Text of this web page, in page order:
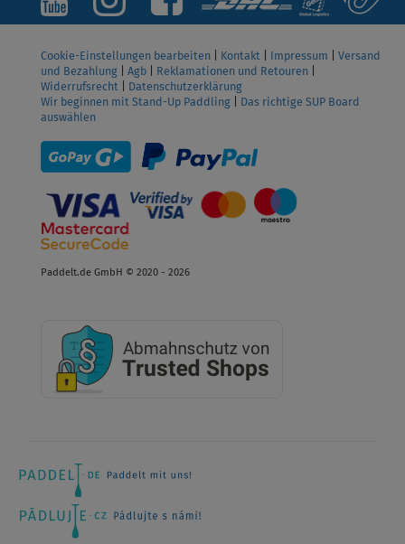
Cookie-Einstellungen bearbeiten Kontakt Impressum
Versand
und Bezahlung
Agb Reklamationen und Retouren
Widerrufsrecht
Datenschutzerklärung
Wir beginnen mit Stand-Up Paddling
Das richtige SUP Board
auswählen
Paddelt.de GmbH © 2020 - 2026